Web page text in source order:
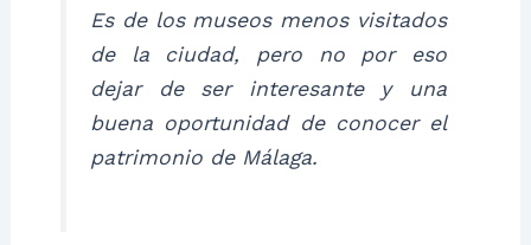
Es de los museos menos visitados
de la ciudad, pero no por eso
dejar de ser interesante y una
buena oportunidad de conocer el
patrimonio de Málaga.